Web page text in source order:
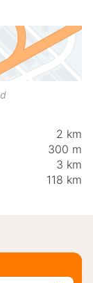
2 km
300 m
3 km
118 km